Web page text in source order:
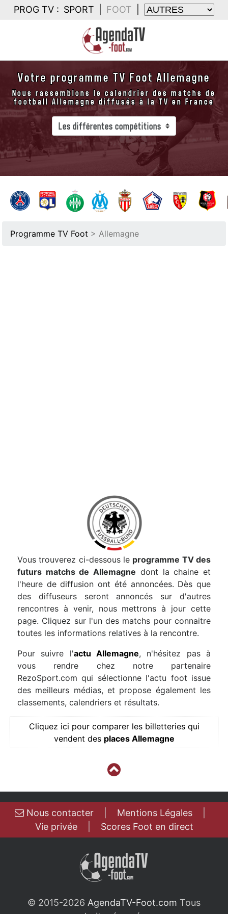
PROG TV : SPORT FOOT
Votre programme TV Foot Allemagne
Nous rassemblons le calendrier des matchs de
football Allemagne diffusés à la TV en France
Programme TV Foot > Allemagne
Vous trouverez ci-dessous le programme TV des
futurs matchs de Allemagne dont la chaine et
l'heure de diffusion ont été annoncées. Dès que
des diffuseurs seront annoncés sur d'autres
rencontres à venir, nous mettrons à jour cette
page. Cliquez sur l'un des matchs pour connaitre
toutes les informations relatives à la rencontre.
Pour suivre l'actu Allemagne, n'hésitez pas à
vous rendre chez notre partenaire
RezoSport.com qui sélectionne l'actu foot issue
des meilleurs médias, et propose également les
classements, calendriers et résultats.
Cliquez ici pour comparer les billetteries qui
vendent des places Allemagne
Nous contacter Mentions Légales
Vie privée| Scores Foot en direct
© 2015-2026 AgendaTV-Foot.com Tous